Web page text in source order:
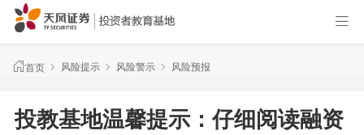
首页 风险提示 风险警示 风险预报
投教基地温馨提示：仔细阅读融资